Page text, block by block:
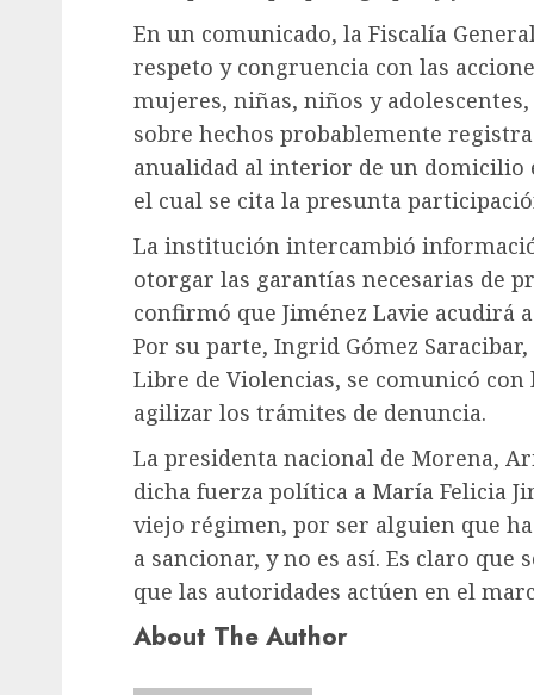
En un comunicado, la Fiscalía
respeto y congruencia con las
mujeres, niñas, niños y
sobre hechos probablemente
anualidad al interior de un domicilio
el cual se cita la presunta
La institución intercambió
otorgar las garantías necesarias de
confirmó que Jiménez Lavie acudirá
Por su parte, Ingrid Gómez
Libre de Violencias, se comunicó
agilizar los trámites de denuncia.
La presidenta nacional de Morena,
dicha fuerza política a María Felicia
viejo régimen, por ser alguien que
a sancionar, y no es así. Es claro
que las autoridades actúen en el
About The Author